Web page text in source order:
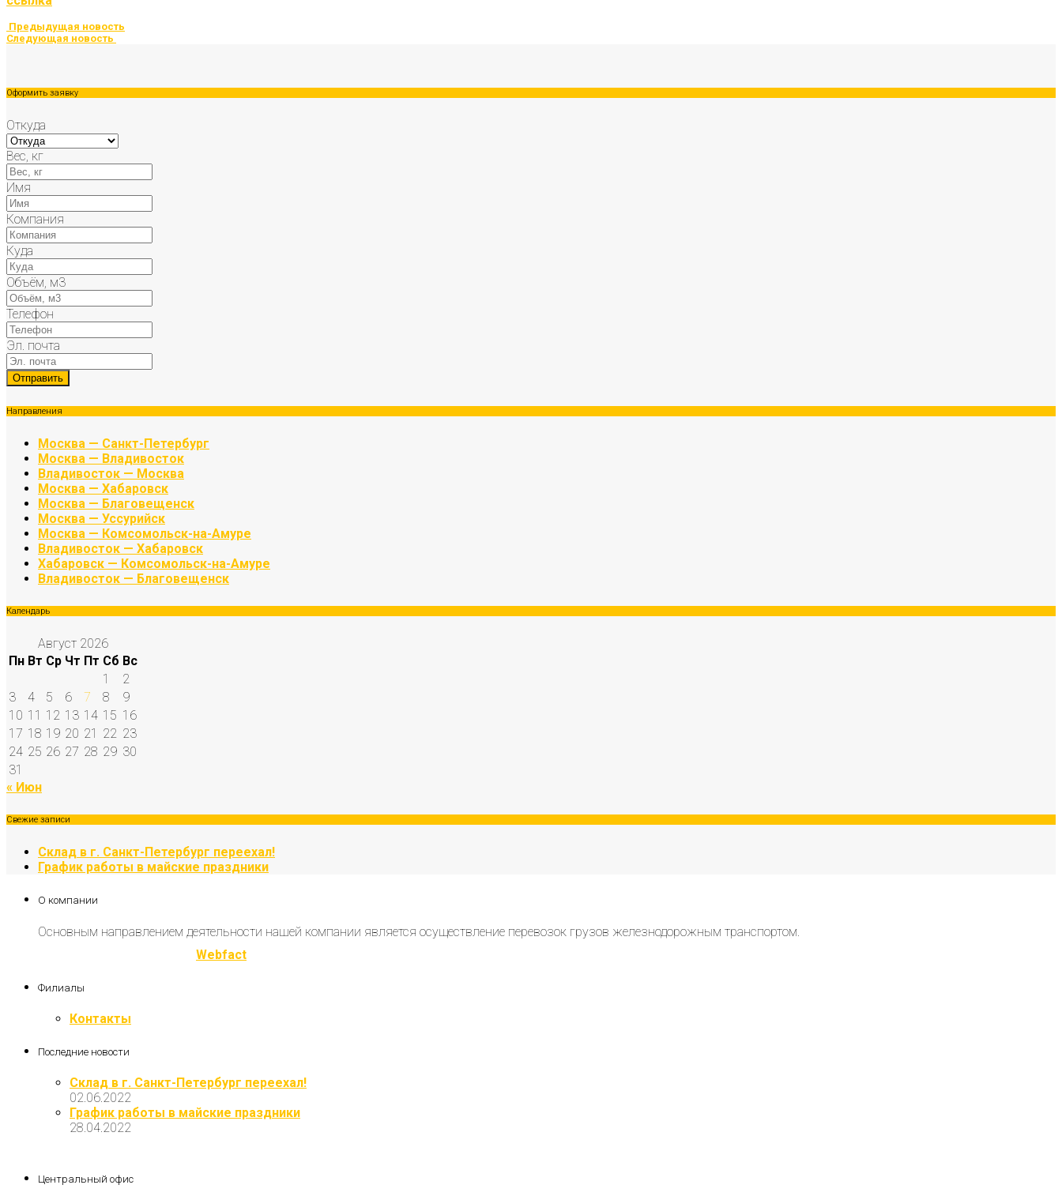
Предыдущая новость
Следующая новость
Оформить заявку
Откуда
Вес, кг
Имя
Компания
Куда
Объём, м3
Телефон
Эл. почта
Направления
Москва — Санкт-Петербург
Москва — Владивосток
Владивосток — Москва
Москва — Хабаровск
Москва — Благовещенск
Москва — Уссурийск
Москва — Комсомольск-на-Амуре
Владивосток — Хабаровск
Хабаровск — Комсомольск-на-Амуре
Владивосток — Благовещенск
Календарь
Август 2026
Пн Вт Ср Чт Пт Сб Вс
1
2
3
4 5 6 7 8
9
10 11 12 13 14 15 16
17 18 19 20 21 22 23
24 25 26 27 28 29 30
31
« Июн
Свежие записи
Склад в г. Санкт-Петербург переехал!
График работы в майские праздники
О компании
Основным направлением деятельности нашей компании является осуществление перевозок грузов железнодорожным транспортом.
Webfact
Филиалы
Контакты
Последние новости
Склад в г. Санкт-Петербург переехал!
02.06.2022
График работы в майские праздники
28.04.2022
Центральный офис